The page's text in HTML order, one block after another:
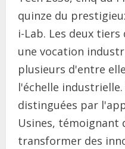
quinze du
i-Lab. Les deux
une vocation
plusieurs d'entre
l'échelle
distinguées par
Usines, témoignant
transformer des